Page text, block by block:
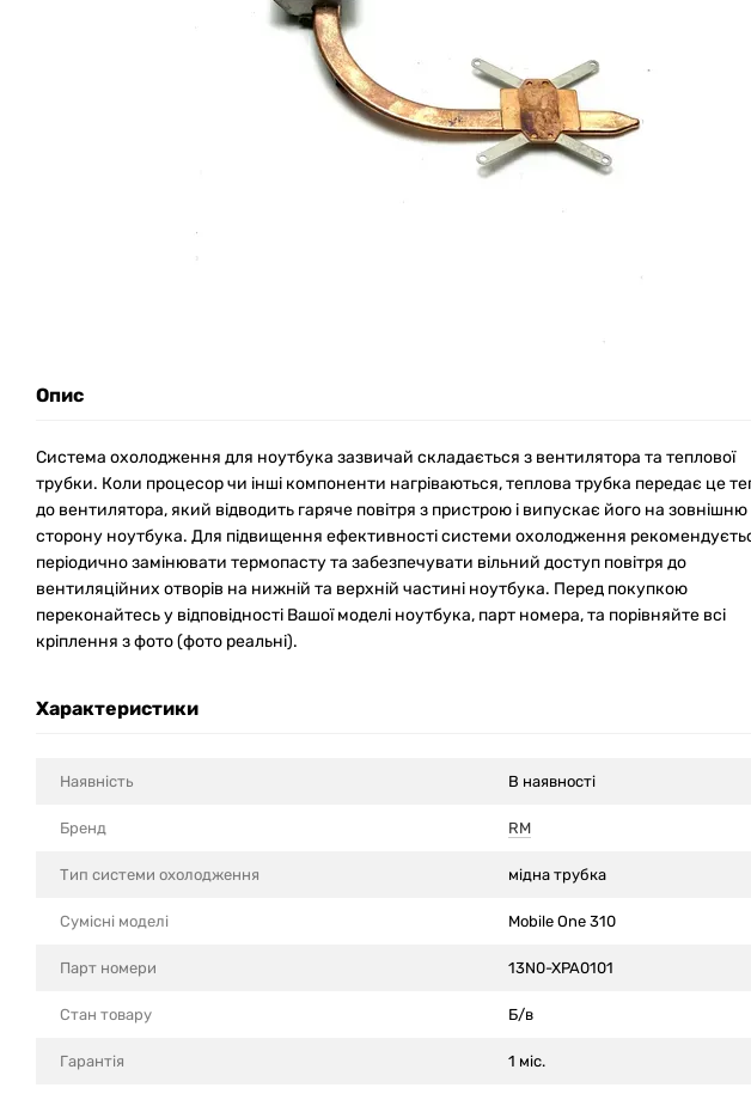
Опис
Система охолодження для ноутбука зазвичай складається з вентилятора та теплової
трубки. Коли процесор чи інші компоненти нагріваються, теплова трубка передає це
до вентилятора, який відводить гаряче повітря з пристрою і випускає його на зовнішню
сторону ноутбука. Для підвищення ефективності системи охолодження
періодично замінювати термопасту та забезпечувати вільний доступ повітря до
вентиляційних отворів на нижній та верхній частині ноутбука. Перед покупкою
переконайтесь у відповідності Вашої моделі ноутбука, парт номера, та порівняйте всі
кріплення з фото (фото реальні).
Характеристики
Наявність В наявності
Бренд RM
Тип системи охолодження мідна трубка
Сумісні моделi Mobile One 310
Парт номери 13N0-XPA0101
Стан товару Б/в
Гарантія 1 міс.